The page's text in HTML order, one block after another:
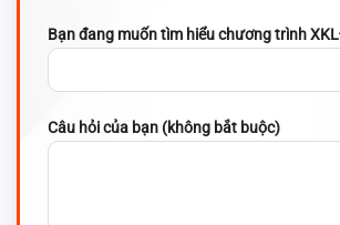
Bạn đang muốn tìm hiểu chương trình
Câu hỏi của bạn (không bắt buộc)